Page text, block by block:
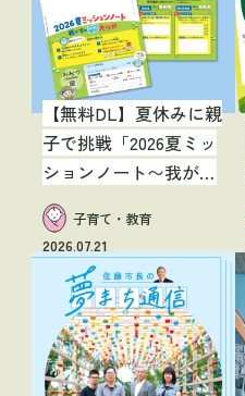
【無料DL】夏休みに親
子で挑戦「2026夏ミッ
ションノート〜我が家
のクール大作戦〜」
子育て・教育
2026.07.21